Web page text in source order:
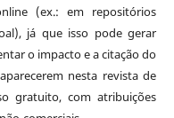
(ex.: em repositórios
já que isso pode gerar
o impacto e a citação do
nesta revista de
gratuito, com atribuições